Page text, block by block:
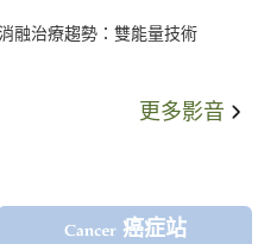
融治療趨勢：雙能量技術
更多影音
癌症站